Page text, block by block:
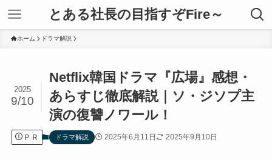
とある社長の目指すぞFire～
ホーム ドラマ解説
Netflix韓国ドラマ『広場』感想・
あらすじ徹底解説｜ソ・ジソプ主
演の復讐ノワール！
2025
9/10
ＰＲ ドラマ解説 2025年6月11日 2025年9月10日